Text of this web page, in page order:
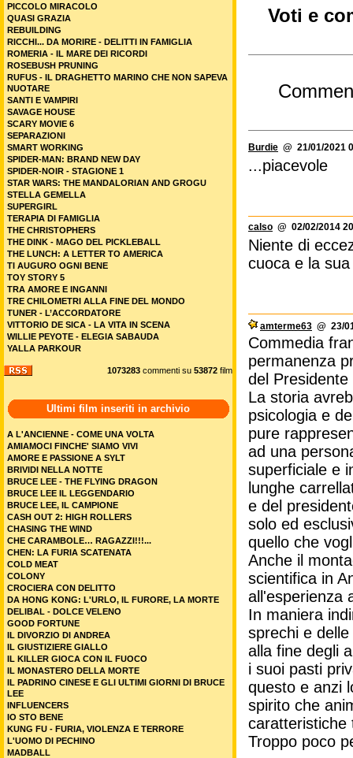
Voti e
Burdie @ 21/01/2021
...piacevole
calso @ 02/02/2014
Niente di
cuoca e la
amterme63 @ 23/
Commedia
permanenza
del
La storia
psicologia e
pure
ad una
superficiale e
lunghe
e del
solo ed
quello che
Anche il
scientifica in
all'esperienza
In maniera
sprechi e
alla fine degli
i suoi pasti
questo e anzi
spirito che
caratteristiche
Troppo poco
PICCOLO MIRACOLO
QUASI GRAZIA
REBUILDING
RICCHI... DA MORIRE - DELITTI IN FAMIGLIA
ROMERIA - IL MARE DEI RICORDI
ROSEBUSH PRUNING
RUFUS - IL DRAGHETTO MARINO CHE NON SAPEVA
NUOTARE
SANTI E VAMPIRI
SAVAGE HOUSE
SCARY MOVIE 6
SEPARAZIONI
SMART WORKING
SPIDER-MAN: BRAND NEW DAY
SPIDER-NOIR - STAGIONE 1
STAR WARS: THE MANDALORIAN AND GROGU
STELLA GEMELLA
SUPERGIRL
TERAPIA DI FAMIGLIA
THE CHRISTOPHERS
THE DINK - MAGO DEL PICKLEBALL
THE LUNCH: A LETTER TO AMERICA
TI AUGURO OGNI BENE
TOY STORY 5
TRA AMORE E INGANNI
TRE CHILOMETRI ALLA FINE DEL MONDO
TUNER - L’ACCORDATORE
VITTORIO DE SICA - LA VITA IN SCENA
WILLIE PEYOTE - ELEGIA SABAUDA
YALLA PARKOUR
1073283 commenti su 53872 film
Ultimi film inseriti in archivio
A L'ANCIENNE - COME UNA VOLTA
AMIAMOCI FINCHE' SIAMO VIVI
AMORE E PASSIONE A SYLT
BRIVIDI NELLA NOTTE
BRUCE LEE - THE FLYING DRAGON
BRUCE LEE IL LEGGENDARIO
BRUCE LEE, IL CAMPIONE
CASH OUT 2: HIGH ROLLERS
CHASING THE WIND
CHE CARAMBOLE… RAGAZZI!!!...
CHEN: LA FURIA SCATENATA
COLD MEAT
COLONY
CROCIERA CON DELITTO
DA HONG KONG: L'URLO, IL FURORE, LA MORTE
DELIBAL - DOLCE VELENO
GOOD FORTUNE
IL DIVORZIO DI ANDREA
IL GIUSTIZIERE GIALLO
IL KILLER GIOCA CON IL FUOCO
IL MONASTERO DELLA MORTE
IL PADRINO CINESE E GLI ULTIMI GIORNI DI BRUCE
LEE
INFLUENCERS
IO STO BENE
KUNG FU - FURIA, VIOLENZA E TERRORE
L'UOMO DI PECHINO
MADBALL